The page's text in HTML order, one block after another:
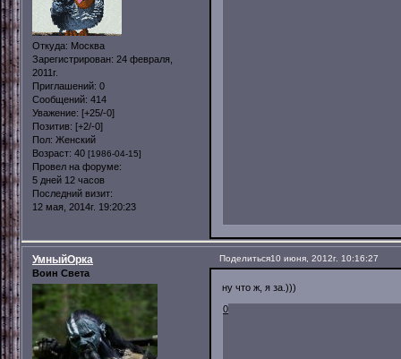
Откуда: Москва
Зарегистрирован: 24 февраля,
2011г.
Приглашений: 0
Сообщений: 414
Уважение: [+25/-0]
Позитив: [+2/-0]
Пол: Женский
Возраст: 40 [1986-04-15]
Провел на форуме:
5 дней 12 часов
Последний визит:
12 мая, 2014г. 19:20:23
Поделиться10 июня, 2012г. 10:16:27
УмныйОрка
Воин Света
ну что ж, я за.)))
0